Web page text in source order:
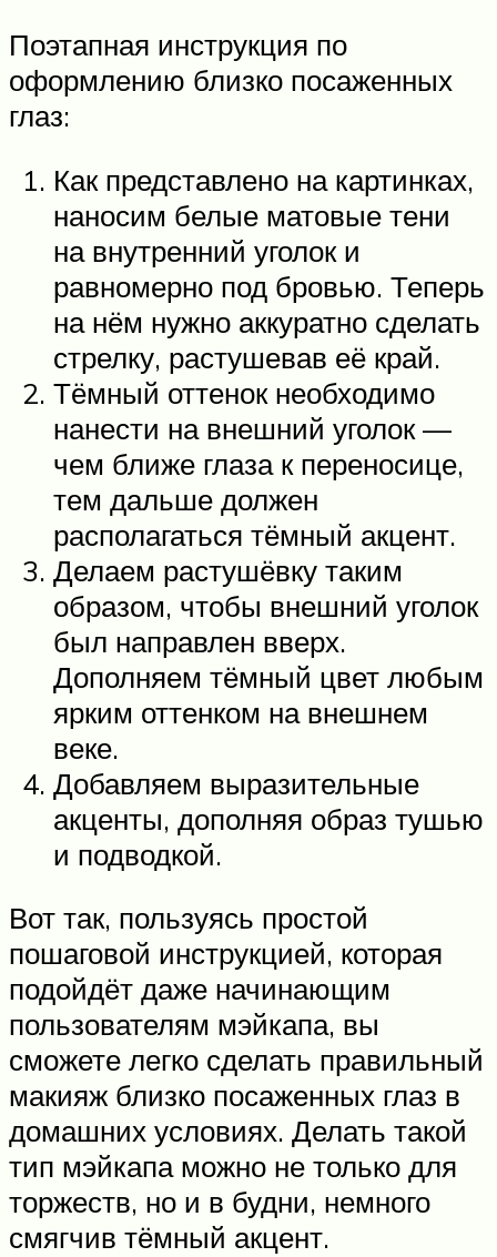
Поэтапная инструкция по
оформлению близко посаженных
глаз:
Как представлено на картинках,
наносим белые матовые тени
на внутренний уголок и
равномерно под бровью. Теперь
на нём нужно аккуратно сделать
стрелку, растушевав её край.
Тёмный оттенок необходимо
нанести на внешний уголок —
чем ближе глаза к переносице,
тем дальше должен
располагаться тёмный акцент.
Делаем растушёвку таким
образом, чтобы внешний уголок
был направлен вверх.
Дополняем тёмный цвет любым
ярким оттенком на внешнем
веке.
Добавляем выразительные
акценты, дополняя образ тушью
и подводкой.
Вот так, пользуясь простой
пошаговой инструкцией, которая
подойдёт даже начинающим
пользователям мэйкапа, вы
сможете легко сделать правильный
макияж близко посаженных глаз в
домашних условиях. Делать такой
тип мэйкапа можно не только для
торжеств, но и в будни, немного
смягчив тёмный акцент.